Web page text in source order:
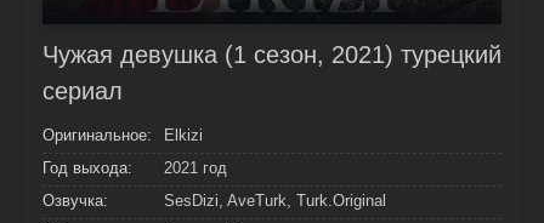
Чужая девушка (1 сезон, 2021) турецкий
сериал
Оригинальное:
Elkizi
Год выхода:
2021 год
Озвучка:
SesDizi, AveTurk, Turk.Original